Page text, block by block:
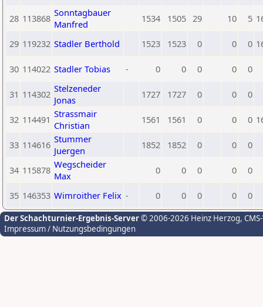
28 113868 Sonntagbauer
Manfred
1534 1505 29 10 5
29 119232 Stadler Berthold 1523 1523 0 0 0
30 114022 Stadler Tobias - 0 0 0 0 0
31 114302 Stelzeneder
Jonas
1727 1727 0 0 0
32 114491 Strassmair
Christian
1561 1561 0 0 0
33 114616 Stummer
Juergen
1852 1852 0 0 0
34 115878 Wegscheider
Max
0 0 0 0 0
35 146353 Wimroither Felix - 0 0 0 0 0
Der Schachturnier-Ergebnis-Server© 2006-2026 Heinz Herzog,
Impressum / Nutzungsbedingungen